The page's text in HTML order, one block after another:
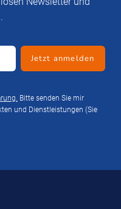
Bitte senden Sie mir
und Dienstleistungen (Sie